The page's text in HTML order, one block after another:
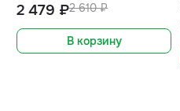
2 610 ₽
2 479 ₽
В корзину